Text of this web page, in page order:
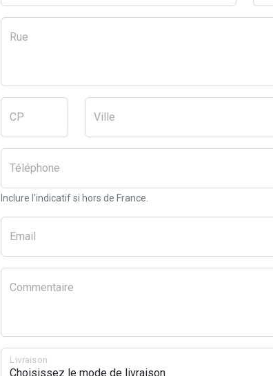
Rue
CP Ville
Téléphone
Inclure l'indicatif si hors de France.
Email
Commentaire
Livraison